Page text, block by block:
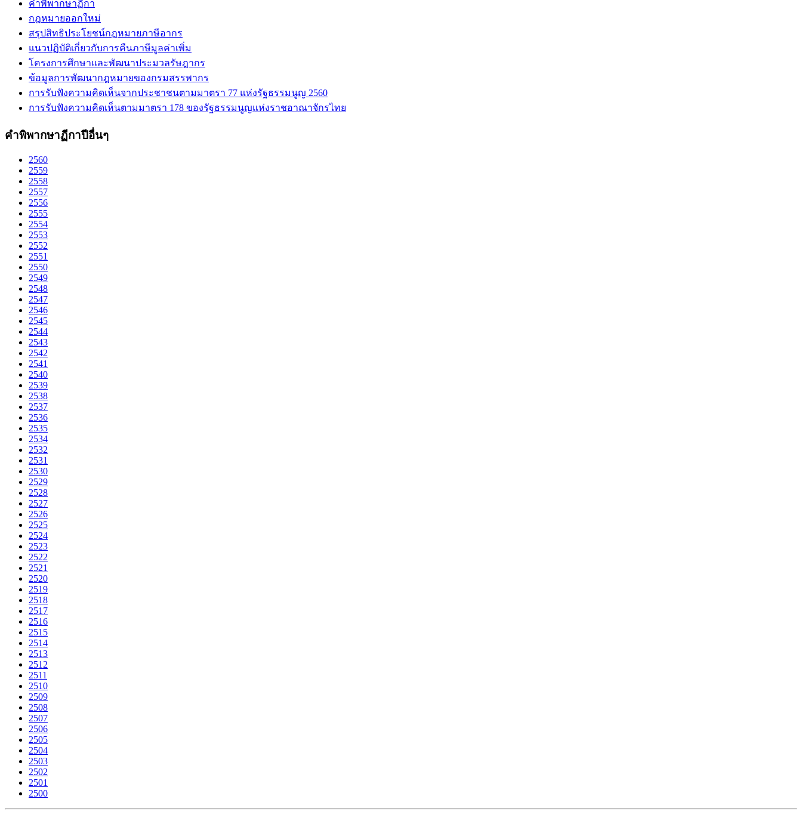
คำพิพากษาฏีกา
กฎหมายออกใหม่
สรุปสิทธิประโยชน์กฎหมายภาษีอากร
แนวปฏิบัติเกี่ยวกับการคืนภาษีมูลค่าเพิ่ม
โครงการศึกษาและพัฒนาประมวลรัษฎากร
ข้อมูลการพัฒนากฎหมายของกรมสรรพากร
การรับฟังความคิดเห็นจากประชาชนตามมาตรา 77 แห่งรัฐธรรมนูญ 2560
การรับฟังความคิดเห็นตามมาตรา 178 ของรัฐธรรมนูญแห่งราชอาณาจักรไทย
คำพิพากษาฏีกาปีอื่นๆ
2560
2559
2558
2557
2556
2555
2554
2553
2552
2551
2550
2549
2548
2547
2546
2545
2544
2543
2542
2541
2540
2539
2538
2537
2536
2535
2534
2532
2531
2530
2529
2528
2527
2526
2525
2524
2523
2522
2521
2520
2519
2518
2517
2516
2515
2514
2513
2512
2511
2510
2509
2508
2507
2506
2505
2504
2503
2502
2501
2500